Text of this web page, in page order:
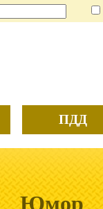
ПДД
Юмор